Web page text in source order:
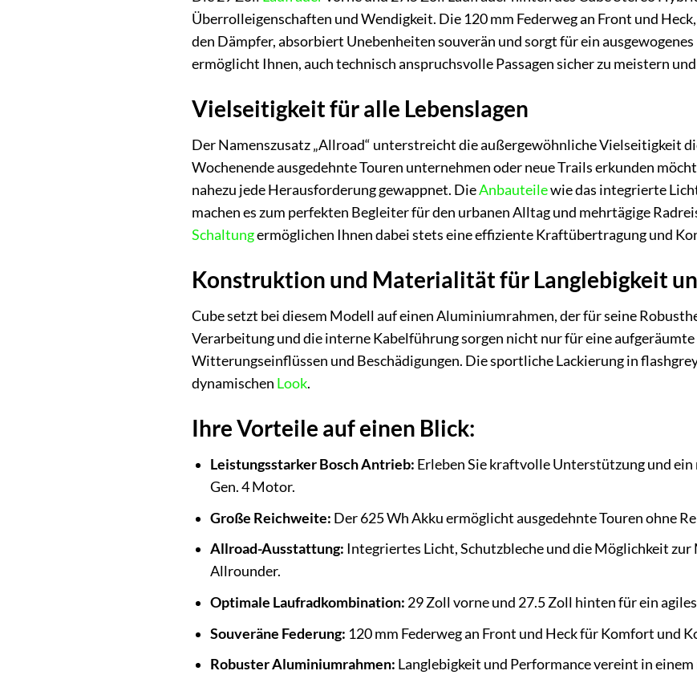
Überrolleigenschaften und Wendigkeit. Die 120 mm Federweg an Front und
den Dämpfer, absorbiert Unebenheiten souverän und sorgt für ein
ermöglicht Ihnen, auch technisch anspruchsvolle Passagen sicher zu meistern
Vielseitigkeit für alle Lebenslagen
Der Namenszusatz „Allroad“ unterstreicht die außergewöhnliche Vielseitigkeit
Wochenende ausgedehnte Touren unternehmen oder neue Trails erkunden
nahezu jede Herausforderung gewappnet. DieAnbauteilewie das integrierte
machen es zum perfekten Begleiter für den urbanen Alltag und mehrtägige
Schaltungermöglichen Ihnen dabei stets eine effiziente Kraftübertragung und
Konstruktion und Materialität für Langlebigkeit
Cube setzt bei diesem Modell auf einen Aluminiumrahmen, der für seine
Verarbeitung und die interne Kabelführung sorgen nicht nur für eine
Witterungseinflüssen und Beschädigungen. Die sportliche Lackierung in
dynamischen Look.
Ihre Vorteile auf einen Blick:
Leistungsstarker Bosch Antrieb: Erleben Sie kraftvolle Unterstützung und
Gen. 4 Motor.
Große Reichweite: Der 625 Wh Akku ermöglicht ausgedehnte Touren ohne
Allroad-Ausstattung: Integriertes Licht, Schutzbleche und die Möglichkeit
Allrounder.
Optimale Laufradkombination: 29 Zoll vorne und 27.5 Zoll hinten für ein
Souveräne Federung: 120 mm Federweg an Front und Heck für Komfort und
Robuster Aluminiumrahmen: Langlebigkeit und Performance vereint in